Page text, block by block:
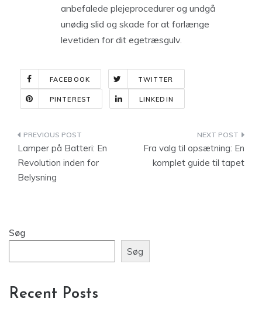
anbefalede plejeprocedurer og undgå
unødig slid og skade for at forlænge
levetiden for dit egetræsgulv.
FACEBOOK TWITTER
PINTEREST LINKEDIN
Indlægsnavigation
Lamper på Batteri: En
Revolution inden for
Belysning
Fra valg til opsætning: En
komplet guide til tapet
Søg
Søg
Recent Posts